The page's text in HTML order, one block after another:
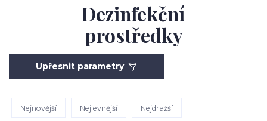
Dezinfekční
prostředky
Upřesnit parametry
Nejnovější Nejlevnější Nejdražší